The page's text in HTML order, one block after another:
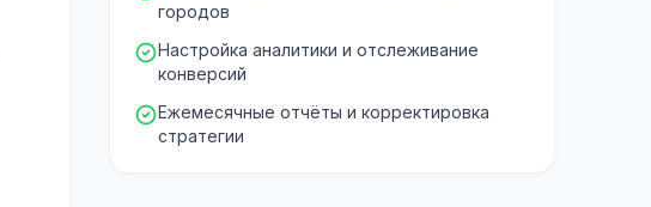
городов
Настройка аналитики и отслеживание
конверсий
Ежемесячные отчёты и корректировка
стратегии